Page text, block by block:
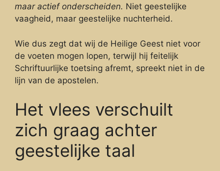
maar actief onderscheiden. Niet geestelijke
vaagheid, maar geestelijke nuchterheid.
Wie dus zegt dat wij de Heilige Geest niet voor
de voeten mogen lopen, terwijl hij feitelijk
Schriftuurlijke toetsing afremt, spreekt niet in de
lijn van de apostelen.
Het vlees verschuilt
zich graag achter
geestelijke taal